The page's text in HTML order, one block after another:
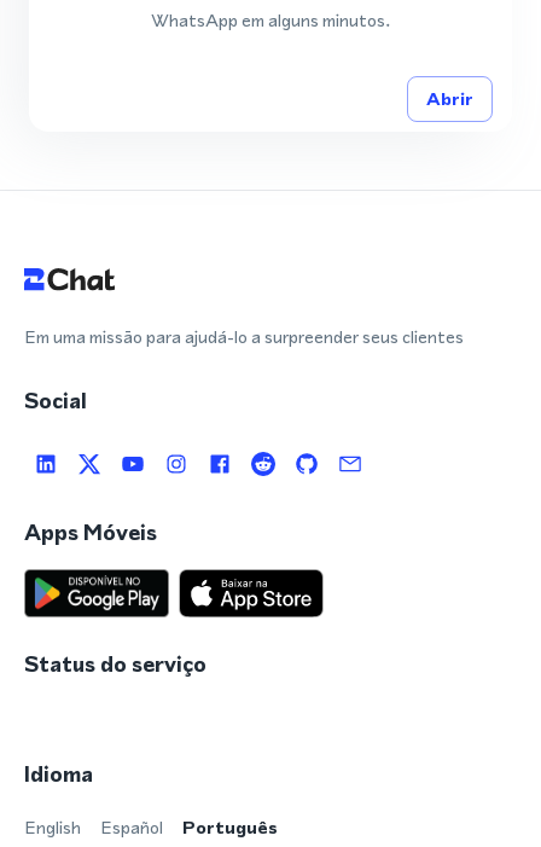
WhatsApp em alguns minutos.
Abrir
Em uma missão para ajudá-lo a surpreender seus clientes
Social
Apps Móveis
Status do serviço
Idioma
English Español Português